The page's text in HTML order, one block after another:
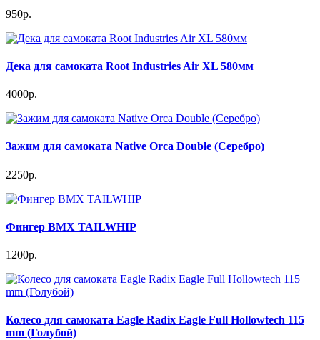
950р.
Дека для самоката Root Industries Air XL 580мм
4000р.
Зажим для самоката Native Orca Double (Серебро)
2250р.
Фингер BMX TAILWHIP
1200р.
Колесо для самоката Eagle Radix Eagle Full Hollowtech 115
mm (Голубой)